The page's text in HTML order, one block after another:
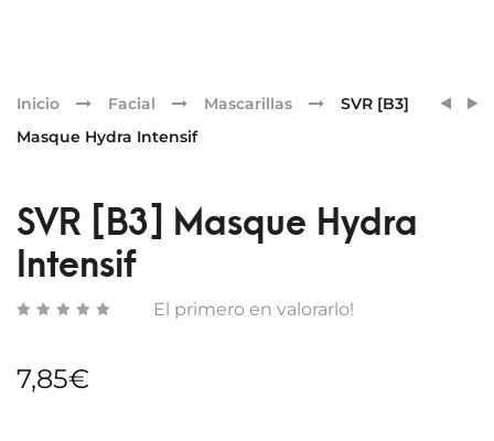
SVR
Inicio Facial Mascarillas
SVR [B3]
Masque Hydra Intensif
SVR [B3] Masque Hydra
Intensif
El primero en valorarlo!
7,85€